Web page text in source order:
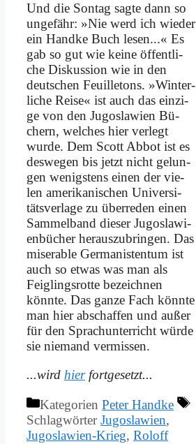
Und die Son­tag sag­te dann so
un­ge­fähr: »Nie werd ich wie­der
ein Hand­ke Buch le­sen...« Es
gab so gut wie kei­ne öf­fent­li­
che Dis­kus­si­on wie in den
deut­schen Feuil­le­tons. »Win­ter­
li­che Rei­se« ist auch das ein­zi­
ge von den Ju­go­sla­wi­en Bü­
chern, wel­ches hier ver­legt
wur­de. Dem Scott Ab­bot ist es
des­we­gen bis jetzt nicht ge­lun­
gen we­nig­stens ei­nen der vie­
len ame­ri­ka­ni­schen Uni­ver­si­
täts­ver­la­ge zu über­re­den ei­nen
Sam­mel­band die­ser Ju­go­sla­wi­
en­bü­cher her­aus­zu­brin­gen. Das
mi­se­ra­ble Ger­ma­ni­sten­tum ist
auch so et­was was man als
Feig­lings­rot­te be­zeich­nen
könn­te. Das gan­ze Fach könn­te
man hier ab­schaf­fen und au­ßer
für den Sprach­un­ter­richt wür­de
sie nie­mand ver­mis­sen.
...wird hierfort­ge­setzt...
Kategorien Peter Handke
SchlagwörterJugoslawien,
Jugoslawien-Krieg, Roloff